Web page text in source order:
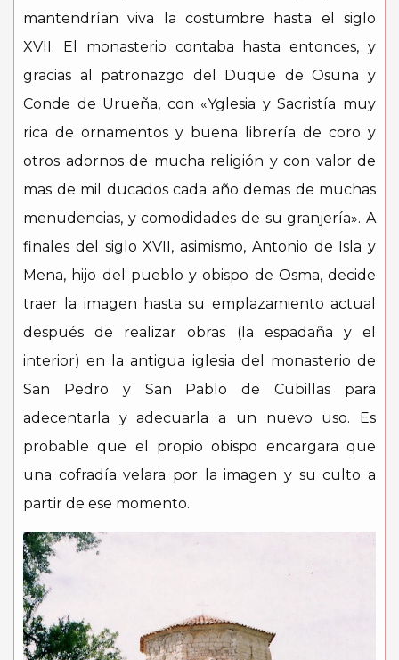
mantendrían viva la costumbre hasta el siglo
XVII. El monasterio contaba hasta entonces, y
gracias al patronazgo del Duque de Osuna y
Conde de Urueña, con «Yglesia y Sacristía muy
rica de ornamentos y buena librería de coro y
otros adornos de mucha religión y con valor de
mas de mil ducados cada año demas de muchas
menudencias, y comodidades de su granjería». A
finales del siglo XVII, asimismo, Antonio de Isla y
Mena, hijo del pueblo y obispo de Osma, decide
traer la imagen hasta su emplazamiento actual
después de realizar obras (la espadaña y el
interior) en la antigua iglesia del monasterio de
San Pedro y San Pablo de Cubillas para
adecentarla y adecuarla a un nuevo uso. Es
probable que el propio obispo encargara que
una cofradía velara por la imagen y su culto a
partir de ese momento.